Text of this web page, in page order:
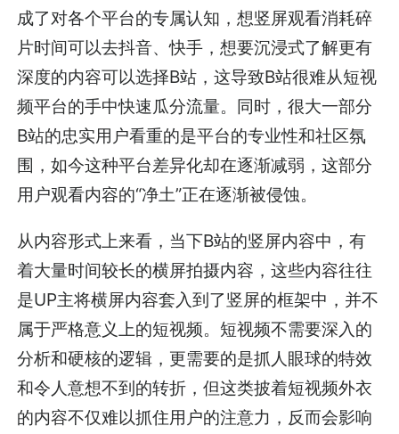
成了对各个平台的专属认知，想竖屏观看消耗碎
片时间可以去抖音、快手，想要沉浸式了解更有
深度的内容可以选择B站，这导致B站很难从短视
频平台的手中快速瓜分流量。同时，很大一部分
B站的忠实用户看重的是平台的专业性和社区氛
围，如今这种平台差异化却在逐渐减弱，这部分
用户观看内容的“净土”正在逐渐被侵蚀。
从内容形式上来看，当下B站的竖屏内容中，有
着大量时间较长的横屏拍摄内容，这些内容往往
是UP主将横屏内容套入到了竖屏的框架中，并不
属于严格意义上的短视频。短视频不需要深入的
分析和硬核的逻辑，更需要的是抓人眼球的特效
和令人意想不到的转折，但这类披着短视频外衣
的内容不仅难以抓住用户的注意力，反而会影响